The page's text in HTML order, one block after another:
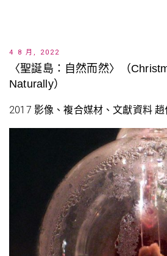
4 8 月, 2022
〈聖誕島：自然而然〉（
Naturally）
2017 影像、複合媒材、文獻資料 趙